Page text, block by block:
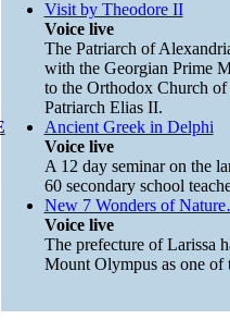
Visit by Theodore II
Voice live
The Patriarch of
with the Georgian Prime
to the Orthodox Church
Patriarch Elias II.
Ancient Greek in Delphi
Voice live
A 12 day seminar on the
60 secondary school
New 7 Wonders of
Voice live
The prefecture of Larissa
Mount Olympus as one of